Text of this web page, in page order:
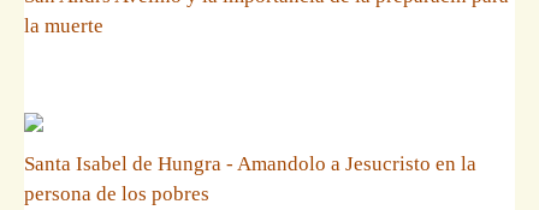
la muerte
Santa Isabel de Hungra - Amandolo a Jesucristo en la
persona de los pobres